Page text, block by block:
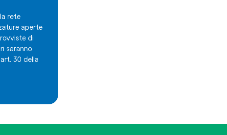
rete
aperte
di
saranno
30 della